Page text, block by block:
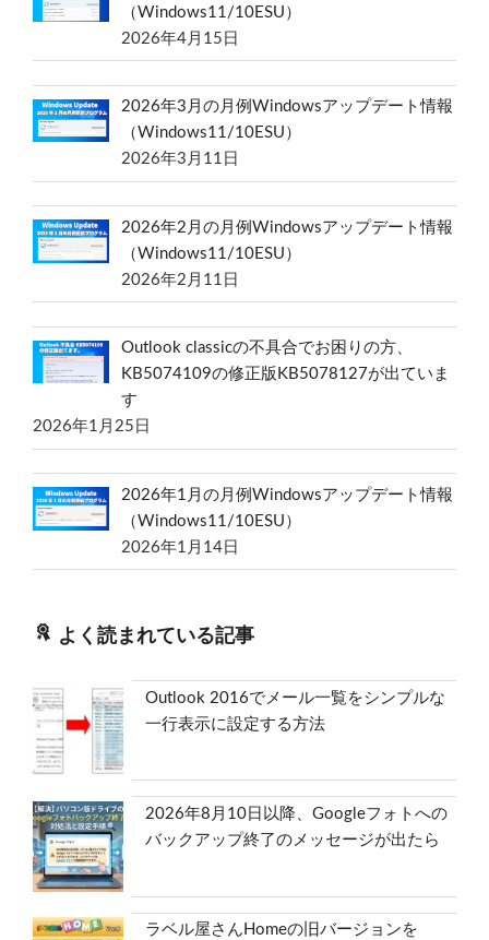
（Windows11/10ESU）
2026年4月15日
2026年3月の月例Windowsアップデート情報
（Windows11/10ESU）
2026年3月11日
2026年2月の月例Windowsアップデート情報
（Windows11/10ESU）
2026年2月11日
Outlook classicの不具合でお困りの方、
KB5074109の修正版KB5078127が出ていま
す
2026年1月25日
2026年1月の月例Windowsアップデート情報
（Windows11/10ESU）
2026年1月14日
よく読まれている記事
Outlook 2016でメール一覧をシンプルな
一行表示に設定する方法
2026年8月10日以降、Googleフォトへの
バックアップ終了のメッセージが出たら
ラベル屋さんHomeの旧バージョンを